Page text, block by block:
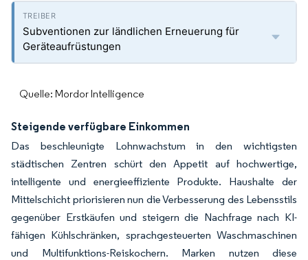
Subventionen zur ländlichen Erneuerung für
Geräteaufrüstungen
Quelle: Mordor Intelligence
Steigende verfügbare Einkommen
Das beschleunigte Lohnwachstum in den wichtigsten
städtischen Zentren schürt den Appetit auf hochwertige,
intelligente und energieeffiziente Produkte. Haushalte der
Mittelschicht priorisieren nun die Verbesserung des Lebensstils
gegenüber Erstkäufen und steigern die Nachfrage nach KI-
fähigen Kühlschränken, sprachgesteuerten Waschmaschinen
und Multifunktions-Reiskochern. Marken nutzen diese